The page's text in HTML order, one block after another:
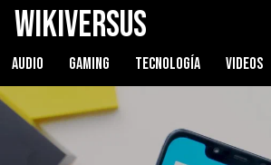
WikiVersus
AUDIO GAMING TECNOLOGÍA VIDEOS